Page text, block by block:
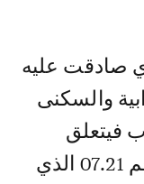
صادقت عليه
والسكنى
فيتعلق
بمشروع القانون التنظيمي رقم 07.21 الذي